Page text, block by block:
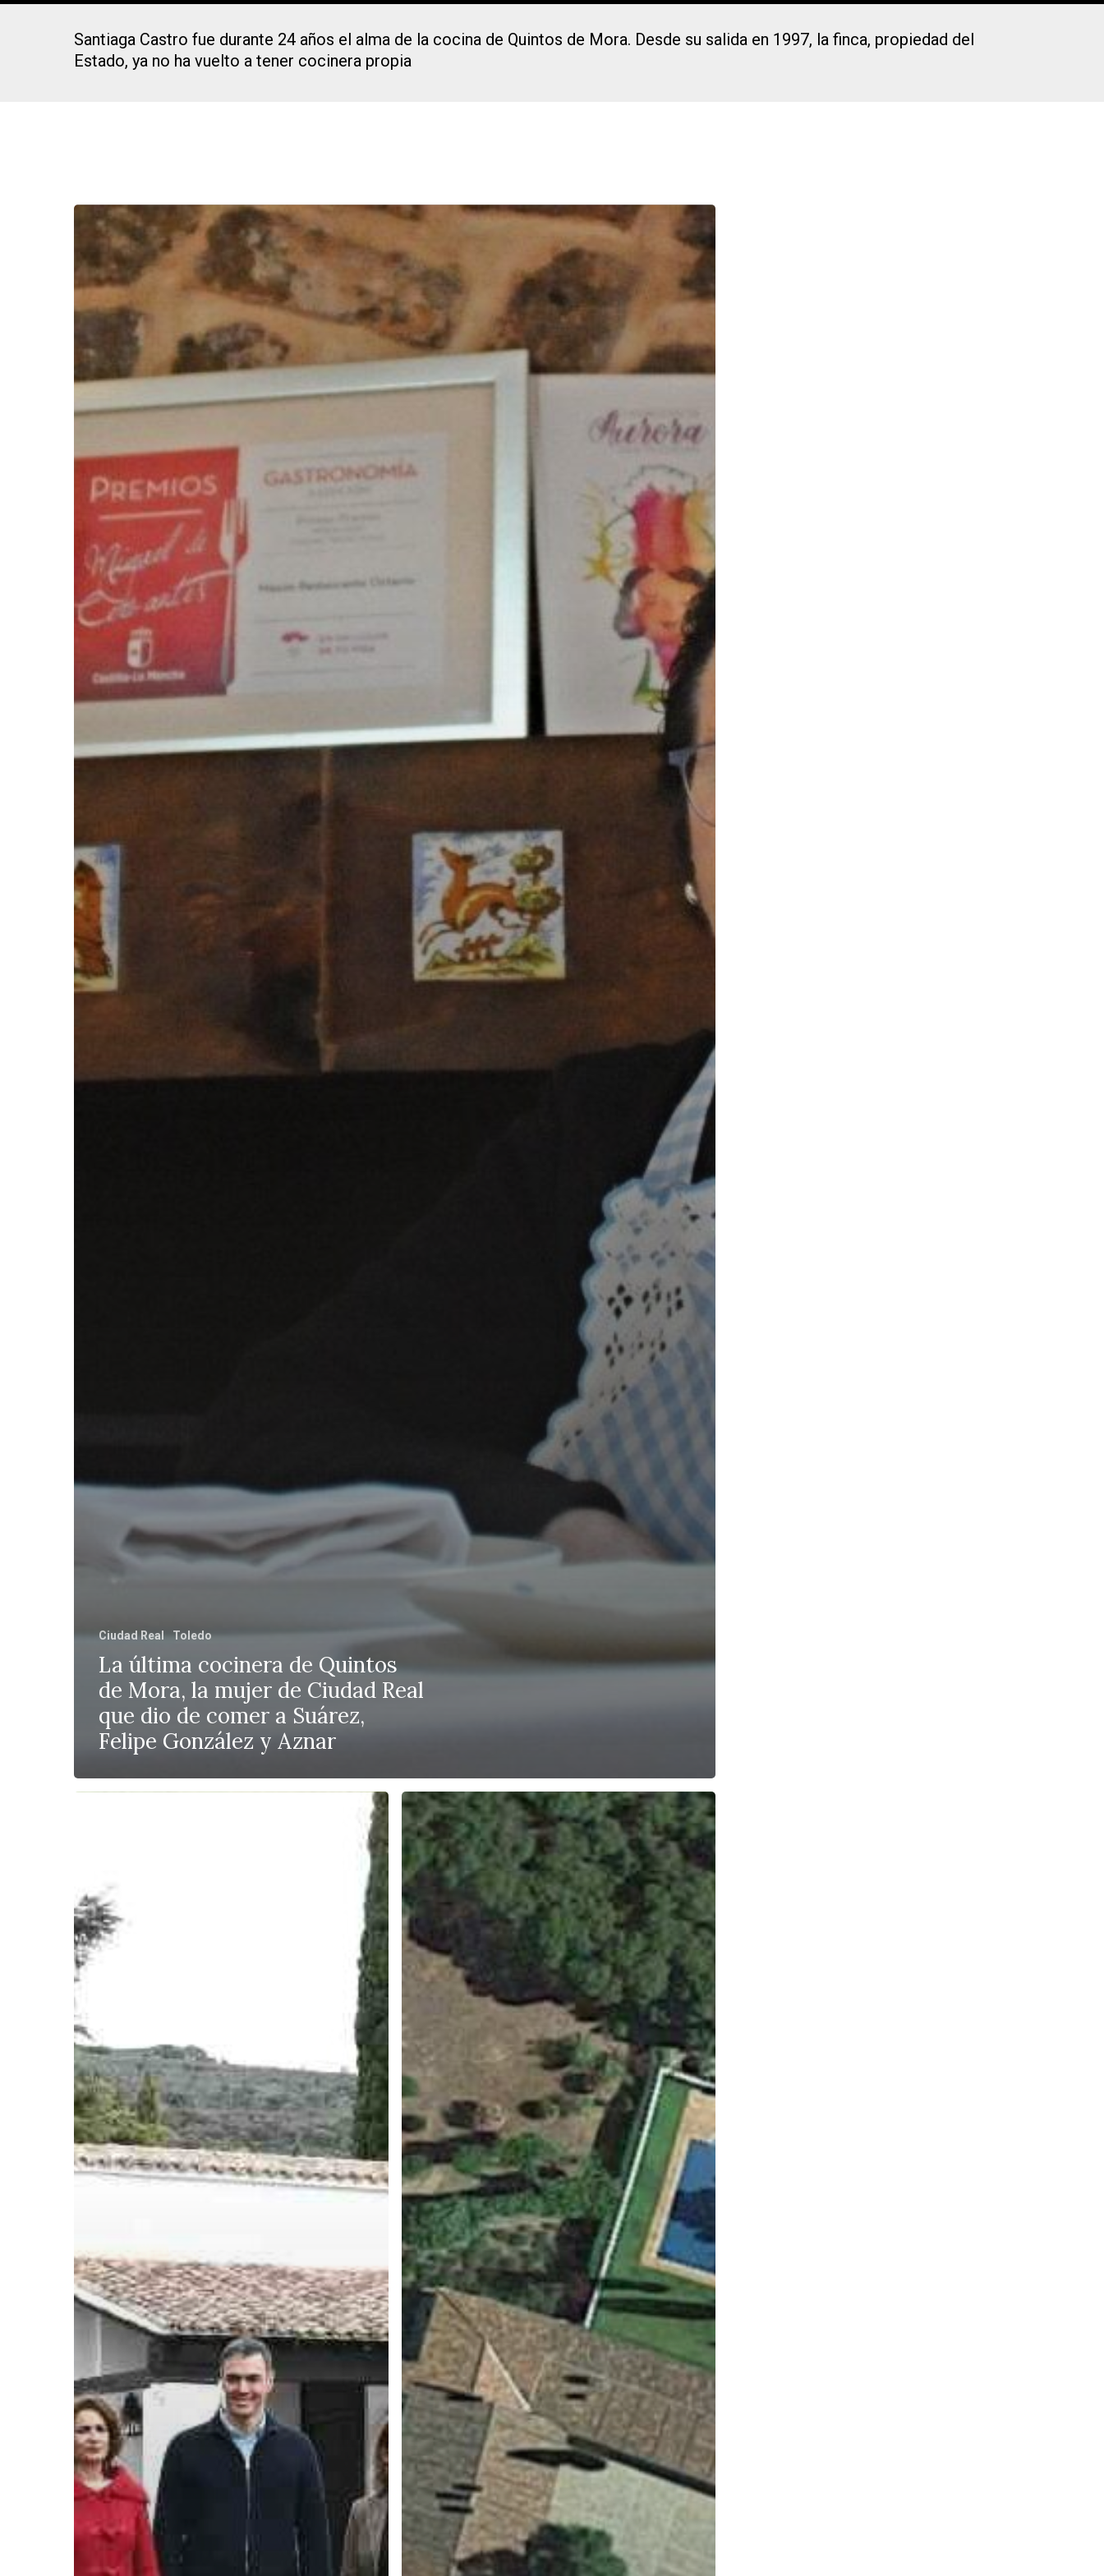
Presiona Intro para buscar o ESC para cerrar
Santiaga Castro fue durante 24 años el alma de la cocina de Quintos de Mora. Desde su salida en 1997, la finca, propiedad del
Estado, ya no ha vuelto a tener cocinera propia
Ciudad Real Toledo
La última cocinera de Quintos
de Mora, la mujer de Ciudad Real
que dio de comer a Suárez,
Felipe González y Aznar